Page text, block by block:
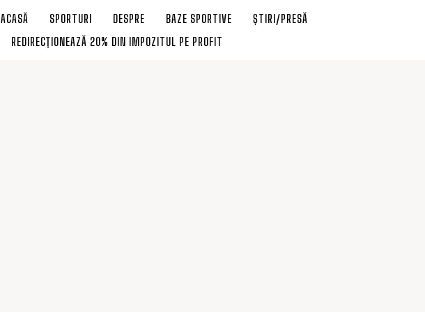
ACASĂ SPORTURI DESPRE BAZE SPORTIVE
ȘTIRI/PRESĂ
REDIRECȚIONEAZĂ 20% DIN IMPOZITUL PE PROFIT